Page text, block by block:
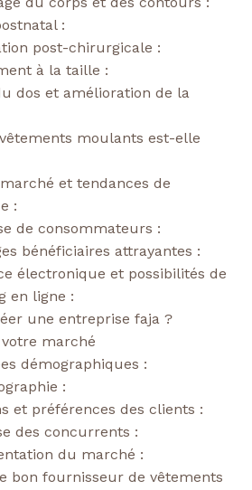
:
post-chirurgicale :
à la taille :
dos et amélioration de la
moulants est-elle
et tendances de
:
de consommateurs :
bénéficiaires attrayantes :
électronique et possibilités de
en ligne :
une entreprise faja ?
marché
démographiques :
:
et préférences des clients :
des concurrents :
du marché :
bon fournisseur de vêtements